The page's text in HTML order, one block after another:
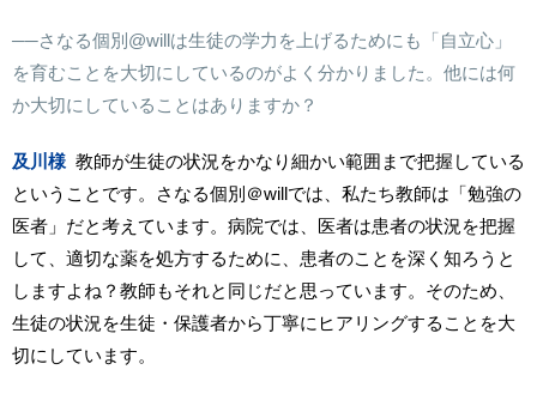
──さなる個別 @willは生徒の学力を上げるためにも「自立心」
を育むことを大切にしているのがよく分かりました。他には何
か大切にしていることはありますか？
及川様 教師が生徒の状況をかなり細かい範囲まで把握している
ということです。さなる個別 ＠willでは、私たち教師は「勉強の
医者」だと考えています。病院では、医者は患者の状況を把握
して、適切な薬を処方するために、患者のことを深く知ろうと
しますよね？教師もそれと同じだと思っています。そのため、
生徒の状況を生徒・保護者から丁寧にヒアリングすることを大
切にしています。